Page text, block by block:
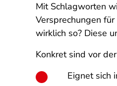
Mit Schlagworten
Versprechungen
wirklich so? Diese
Konkret sind vor
Eignet sich